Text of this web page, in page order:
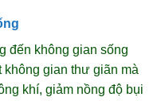
đến không gian sống
không gian thư giãn mà
khí, giảm nồng độ bụi